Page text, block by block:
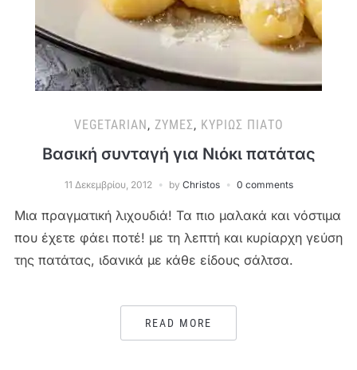
VEGETARIAN, ΖΎΜΕΣ, ΚΥΡΊΩΣ ΠΙΆΤΟ
Βασική συνταγή για Νιόκι πατάτας
11 Δεκεμβρίου, 2012 by Christos 0 comments
Μια πραγματική λιχουδιά! Τα πιο μαλακά και νόστιμα
που έχετε φάει ποτέ! με τη λεπτή και κυρίαρχη γεύση
της πατάτας, ιδανικά με κάθε είδους σάλτσα.
READ MORE